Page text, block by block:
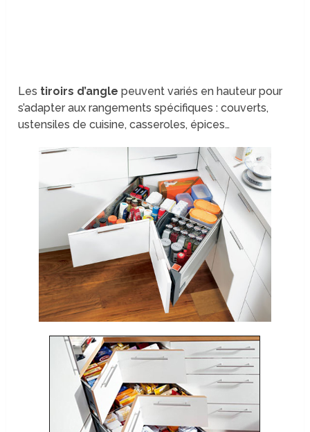
Les tiroirs d’angle peuvent variés en hauteur pour
s’adapter aux rangements spécifiques : couverts,
ustensiles de cuisine, casseroles, épices…